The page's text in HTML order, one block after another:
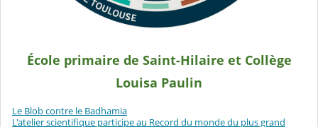
École primaire de Saint-Hilaire et Collège
Louisa Paulin
Le Blob contre le Badhamia
L'atelier scientifique participe au Record du monde du plus grand